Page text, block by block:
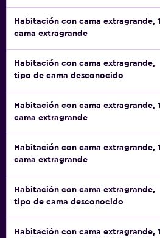
Habitación con cama extragrande, 1
cama extragrande
Habitación con cama extragrande,
tipo de cama desconocido
Habitación con cama extragrande, 1
cama extragrande
Habitación con cama extragrande, 1
cama extragrande
Habitación con cama extragrande,
tipo de cama desconocido
Habitación con cama extragrande, 1